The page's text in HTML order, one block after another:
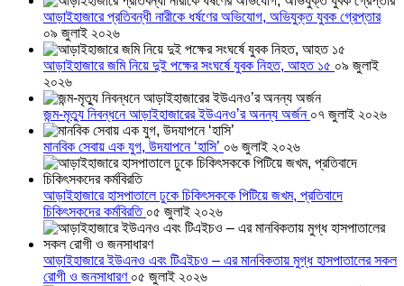
আড়াইহাজারে প্রতিবন্ধী নারীকে ধর্ষণের অভিযোগ, অভিযুক্ত যুবক গ্রেপ্তার
০৯ জুলাই ২০২৬
আড়াইহাজারে জমি নিয়ে দুই পক্ষের সংঘর্ষে যুবক নিহত, আহত ১৫ ০৯ জুলাই
২০২৬
জন্ম-মৃত্যু নিবন্ধনে আড়াইহাজারের ইউএনও’র অনন্য অর্জন ০৭ জুলাই ২০২৬
মানবিক সেবায় এক যুগ, উদযাপনে ‘হাসি’ ০৬ জুলাই ২০২৬
আড়াইহাজারে হাসপাতালে ঢুকে চিকিৎসককে পিটিয়ে জখম, প্রতিবাদে
চিকিৎসকদের কর্মবিরতি ০৫ জুলাই ২০২৬
আড়াইহাজারে ইউএনও এবং টিএইচও – এর মানবিকতায় মুগ্ধ হাসপাতালের সকল
রোগী ও জনসাধারণ ০৫ জুলাই ২০২৬